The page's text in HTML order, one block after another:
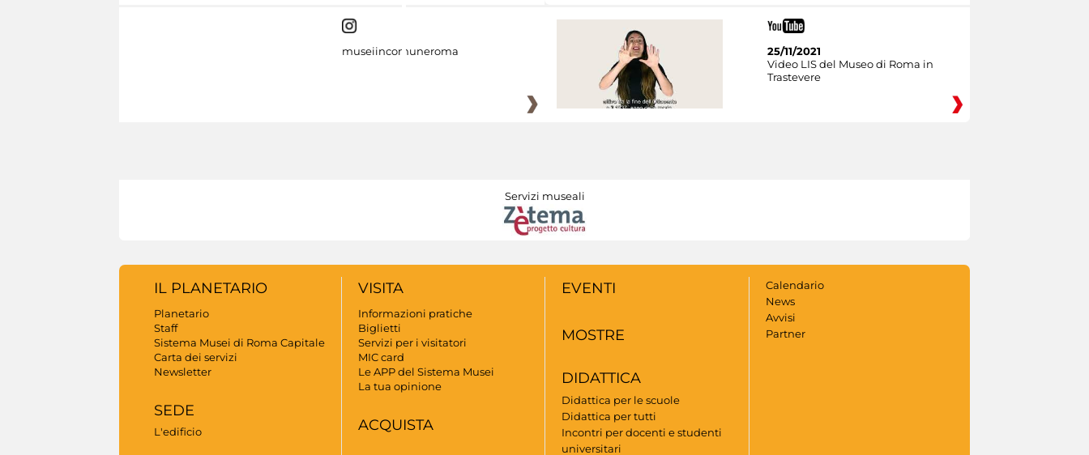
museiincomuneroma
25/11/2021
Video LIS del Museo di Roma in
Trastevere
Servizi museali
IL PLANETARIO
Planetario
Staff
Sistema Musei di Roma Capitale
Carta dei servizi
Newsletter
SEDE
L'edificio
VISITA
Informazioni pratiche
Biglietti
Servizi per i visitatori
MIC card
Le APP del Sistema Musei
La tua opinione
ACQUISTA
EVENTI
MOSTRE
DIDATTICA
Didattica per le scuole
Didattica per tutti
Incontri per docenti e studenti
universitari
Calendario
News
Avvisi
Partner